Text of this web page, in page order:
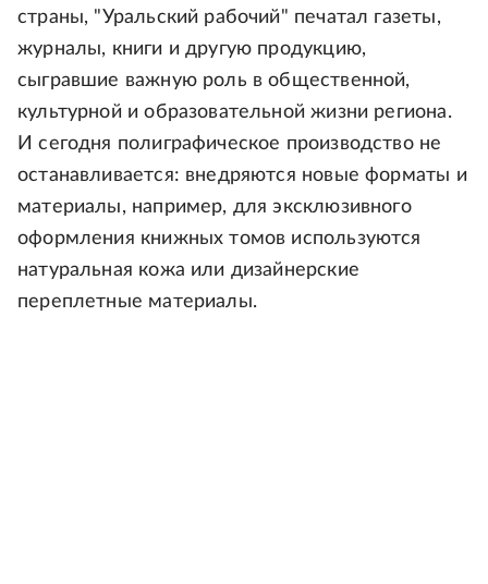
страны, "Уральский рабочий" печатал газеты,
журналы, книги и другую продукцию,
сыгравшие важную роль в общественной,
культурной и образовательной жизни региона.
И сегодня полиграфическое производство не
останавливается: внедряются новые форматы и
материалы, например, для эксклюзивного
оформления книжных томов используются
натуральная кожа или дизайнерские
переплетные материалы.